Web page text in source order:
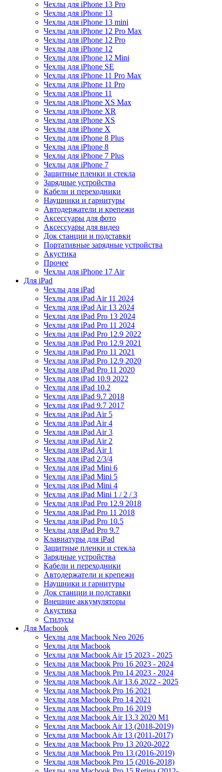
Чехлы для iPhone 13 Pro
Чехлы для iPhone 13
Чехлы для iPhone 13 mini
Чехлы для iPhone 12 Pro Max
Чехлы для iPhone 12 Pro
Чехлы для iPhone 12
Чехлы для iPhone 12 Mini
Чехлы для iPhone SE
Чехлы для iPhone 11 Pro Max
Чехлы для iPhone 11 Pro
Чехлы для iPhone 11
Чехлы для iPhone XS Max
Чехлы для iPhone XR
Чехлы для iPhone XS
Чехлы для iPhone X
Чехлы для iPhone 8 Plus
Чехлы для iPhone 8
Чехлы для iPhone 7 Plus
Чехлы для iPhone 7
Защитные пленки и стекла
Зарядные устройства
Кабели и переходники
Наушники и гарнитуры
Автодержатели и крепежи
Аксессуары для фото
Аксессуары для видео
Док станции и подставки
Портативные зарядные устройства
Акустика
Прочее
Чехлы для iPhone 17 Air
Для iPad
Чехлы для iPad
Чехлы для iPad Air 11 2024
Чехлы для iPad Air 13 2024
Чехлы для iPad Pro 13 2024
Чехлы для iPad Pro 11 2024
Чехлы для iPad Pro 12.9 2022
Чехлы для iPad Pro 12.9 2021
Чехлы для iPad Pro 11 2021
Чехлы для iPad Pro 12.9 2020
Чехлы для iPad Pro 11 2020
Чехлы для iPad 10.9 2022
Чехлы для iPad 10.2
Чехлы для iPad 9.7 2018
Чехлы для iPad 9.7 2017
Чехлы для iPad Air 5
Чехлы для iPad Air 4
Чехлы для iPad Air 3
Чехлы для iPad Air 2
Чехлы для iPad Air 1
Чехлы для iPad 2/3/4
Чехлы для iPad Mini 6
Чехлы для iPad Mini 5
Чехлы для iPad Mini 4
Чехлы для iPad Mini 1 / 2 / 3
Чехлы для iPad Pro 12.9 2018
Чехлы для iPad Pro 11 2018
Чехлы для iPad Pro 10.5
Чехлы для iPad Pro 9.7
Клавиатуры для iPad
Защитные пленки и стекла
Зарядные устройства
Кабели и переходники
Автодержатели и крепежи
Наушники и гарнитуры
Док станции и подставки
Внешние аккумуляторы
Акустика
Стилусы
Для Macbook
Чехлы для Macbook Neo 2026
Чехлы для Macbook
Чехлы для Macbook Air 15 2023 - 2025
Чехлы для Macbook Pro 16 2023 - 2024
Чехлы для Macbook Pro 14 2023 - 2024
Чехлы для Macbook Air 13.6 2022 - 2025
Чехлы для Macbook Pro 16 2021
Чехлы для Macbook Pro 14 2021
Чехлы для Macbook Pro 16 2019
Чехлы для Macbook Air 13.3 2020 M1
Чехлы для Macbook Air 13 (2018-2019)
Чехлы для Macbook Air 13 (2011-2017)
Чехлы для Macbook Pro 13 2020-2022
Чехлы для Macbook Pro 13 (2016-2019)
Чехлы для Macbook Pro 15 (2016-2018)